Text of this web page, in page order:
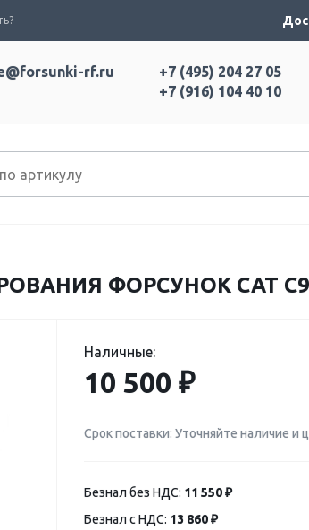
+7 (495) 204 27 05
+7 (916) 104 40 10
rf.ru
ФОРСУНОК CAT
Наличные:
10 500 ₽
Срок поставки: Уточняйте наличие и
Безнал без НДС: 11 550 ₽
Безнал с НДС: 13 860 ₽